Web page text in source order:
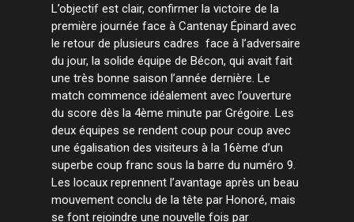
L’objectif est clair, confirmer la victoire de la
première journée face à Cantenay Épinard avec
le retour de plusieurs cadres face à l’adversaire
du jour, la solide équipe de Bécon, qui avait fait
une très bonne saison l’année dernière. Le
match commence idéalement avec l’ouverture
du score dès la 4ème minute par Grégoire. Les
deux équipes se rendent coup pour coup avec
une égalisation des visiteurs à la 16ème d’un
superbe coup franc sous la barre du numéro 9.
Les locaux reprennent l’avantage après un beau
mouvement conclu de la tête par Honoré, mais
se font rejoindre une nouvelle fois par